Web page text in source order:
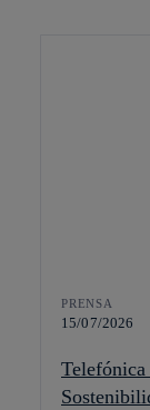
PRENSA
15/07/2026